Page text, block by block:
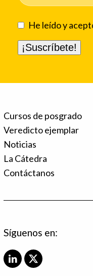
He leído y
Cursos de posgrado
Veredicto ejemplar
Noticias
La Cátedra
Contáctanos
Síguenos en:
L
X